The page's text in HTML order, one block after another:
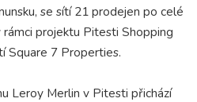
se sítí 21 prodejen po celé
projektu Pitesti Shopping
Square 7 Properties.
Leroy Merlin v Pitesti přichází